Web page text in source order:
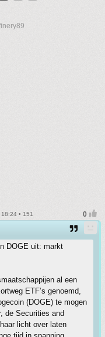
• 151
DOGE uit: markt
al een
ETF’s genoemd,
(DOGE) te mogen
de Securities and
licht over laten